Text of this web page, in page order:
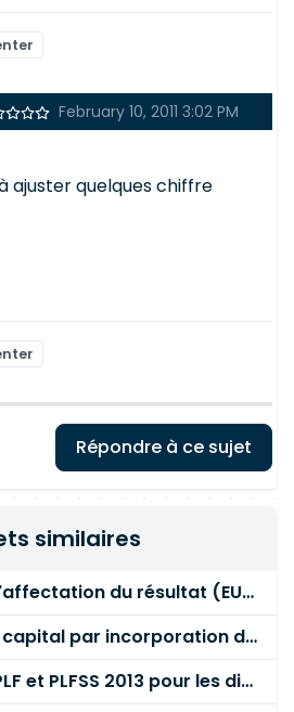
February 10, 2011 3:02 PM
ajuster quelques chiffre
Répondre à ce sujet
similaires
Modele PV d'AG d'affectation du résultat (EURL IS)
Augmentation du capital par incorporation de réserves
Contre-attaque PLF et PLFSS 2013 pour les dividendes